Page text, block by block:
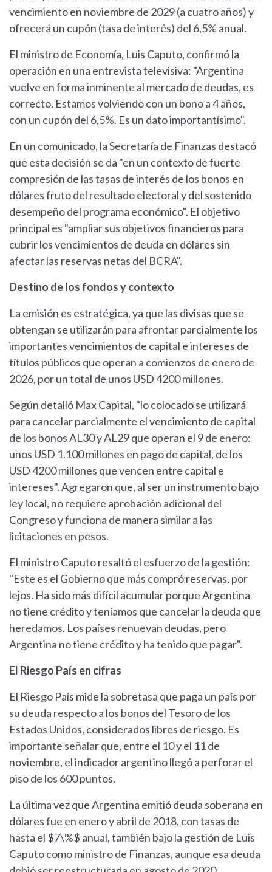
vencimiento en noviembre de 2029 (a cuatro años) y
ofrecerá un cupón (tasa de interés) del 6,5% anual.
El ministro de Economía, Luis Caputo, confirmó la
operación en una entrevista televisiva: "Argentina
vuelve en forma inminente al mercado de deudas, es
correcto. Estamos volviendo con un bono a 4 años,
con un cupón del 6,5%. Es un dato importantísimo".
En un comunicado, la Secretaría de Finanzas destacó
que esta decisión se da "en un contexto de fuerte
compresión de las tasas de interés de los bonos en
dólares fruto del resultado electoral y del sostenido
desempeño del programa económico". El objetivo
principal es "ampliar sus objetivos financieros para
cubrir los vencimientos de deuda en dólares sin
afectar las reservas netas del BCRA".
Destino de los fondos y contexto
La emisión es estratégica, ya que las divisas que se
obtengan se utilizarán para afrontar parcialmente los
importantes vencimientos de capital e intereses de
títulos públicos que operan a comienzos de enero de
2026, por un total de unos USD 4200 millones.
Según detalló Max Capital, "lo colocado se utilizará
para cancelar parcialmente el vencimiento de capital
de los bonos AL30 y AL29 que operan el 9 de enero:
unos USD 1.100 millones en pago de capital, de los
USD 4200 millones que vencen entre capital e
intereses". Agregaron que, al ser un instrumento bajo
ley local, no requiere aprobación adicional del
Congreso y funciona de manera similar a las
licitaciones en pesos.
El ministro Caputo resaltó el esfuerzo de la gestión:
"Este es el Gobierno que más compró reservas, por
lejos. Ha sido más difícil acumular porque Argentina
no tiene crédito y teníamos que cancelar la deuda que
heredamos. Los países renuevan deudas, pero
Argentina no tiene crédito y ha tenido que pagar".
El Riesgo País en cifras
El Riesgo País mide la sobretasa que paga un país por
su deuda respecto a los bonos del Tesoro de los
Estados Unidos, considerados libres de riesgo. Es
importante señalar que, entre el 10 y el 11 de
noviembre, el indicador argentino llegó a perforar el
piso de los 600 puntos.
La última vez que Argentina emitió deuda soberana en
dólares fue en enero y abril de 2018, con tasas de
hasta el $7\%$ anual, también bajo la gestión de Luis
Caputo como ministro de Finanzas, aunque esa deuda